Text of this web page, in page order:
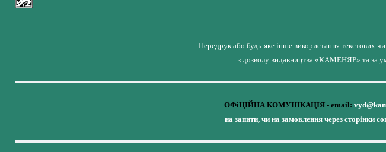
Передрук або будь-яке інше використання текстових
з дозволу видавництва «КАМЕНЯР» та за
ОФіЦІЙНА КОМУНІКАЦІЯ - email:
на запити, чи на замовлення через сторінки